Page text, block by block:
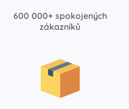
600 000+ spokojených
zákazníků